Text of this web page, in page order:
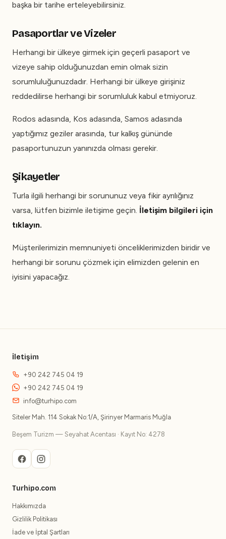
başka bir tarihe erteleyebilirsiniz.
Pasaportlar ve Vizeler
Herhangi bir ülkeye girmek için geçerli pasaport ve
vizeye sahip olduğunuzdan emin olmak sizin
sorumluluğunuzdadır. Herhangi bir ülkeye girişiniz
reddedilirse herhangi bir sorumluluk kabul etmiyoruz.
Rodos adasında, Kos adasında, Samos adasında
yaptığımız geziler arasında, tur kalkış gününde
pasaportunuzun yanınızda olması gerekir.
Şikayetler
Turla ilgili herhangi bir sorununuz veya fikir ayrılığınız
varsa, lütfen bizimle iletişime geçin. İletişim bilgileri için
tıklayın.
Müşterilerimizin memnuniyeti önceliklerimizden biridir ve
herhangi bir sorunu çözmek için elimizden gelenin en
iyisini yapacağız.
İletişim
+90 242 745 04 19
+90 242 745 04 19
info@turhipo.com
Siteler Mah. 114 Sokak No:1/A, Şirinyer Marmaris Muğla
Beşem Turizm — Seyahat Acentası · Kayıt No: 4278
Turhipo.com
Hakkımızda
Gizlilik Politikası
İade ve İptal Şartları